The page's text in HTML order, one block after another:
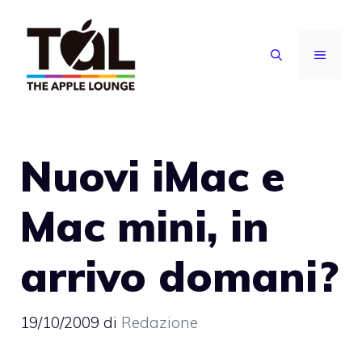
contenuto
MENU
Nuovi iMac e
Mac mini, in
arrivo domani?
19/10/2009 di Redazione